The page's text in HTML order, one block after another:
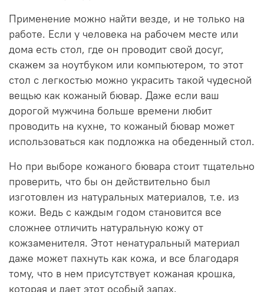
Применение можно найти везде, и не только на
работе. Если у человека на рабочем месте или
дома есть стол, где он проводит свой досуг,
скажем за ноутбуком или компьютером, то этот
стол с легкостью можно украсить такой чудесной
вещью как кожаный бювар. Даже если ваш
дорогой мужчина больше времени любит
проводить на кухне, то кожаный бювар может
использоваться как подложка на обеденный стол.
Но при выборе кожаного бювара стоит тщательно
проверить, что бы он действительно был
изготовлен из натуральных материалов, т.е. из
кожи. Ведь с каждым годом становится все
сложнее отличить натуральную кожу от
кожзаменителя. Этот ненатуральный материал
даже может пахнуть как кожа, и все благодаря
тому, что в нем присутствует кожаная крошка,
которая и дает этот особый запах.